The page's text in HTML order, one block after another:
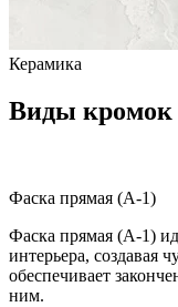
Керамика
Виды кромок
Фаска прямая (A-1)
Фаска прямая (A-1)
интерьера, создавая
обеспечивает
ним.